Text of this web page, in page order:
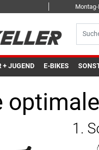
+ JUGEND E-BIKES
1.